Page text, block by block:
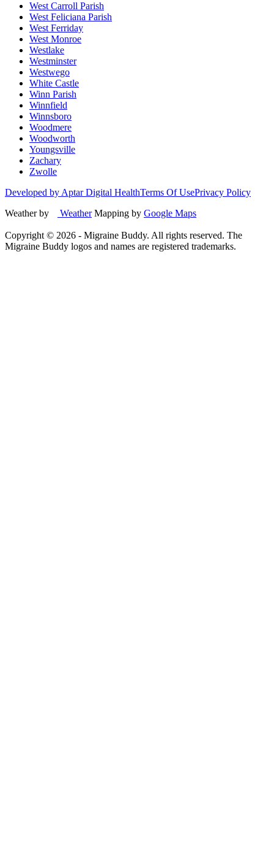
West Carroll Parish
West Feliciana Parish
West Ferriday
West Monroe
Westlake
Westminster
Westwego
White Castle
Winn Parish
Winnfield
Winnsboro
Woodmere
Woodworth
Youngsville
Zachary
Zwolle
Developed by Aptar Digital HealthTerms Of UsePrivacy Policy
Weather by
WeatherMapping by Google Maps
Copyright © 2026 - Migraine Buddy. All rights reserved. The
Migraine Buddy logos and names are registered trademarks.